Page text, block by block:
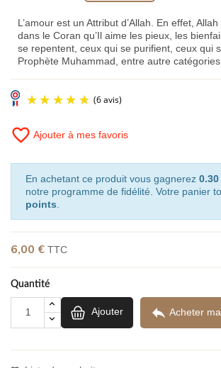
L’amour est un Attribut d’Allah. En effet,
dans le Coran qu’Il aime les pieux, les
se repentent, ceux qui se purifient, ceux qui
Prophète Muhammad, entre autre
favorite_border Ajouter à mes favoris
En achetant ce produit vous gagnerez
notre programme de fidélité. Votre panier
points
6,00 € TTC
Quantité
Ajouter  Acheter